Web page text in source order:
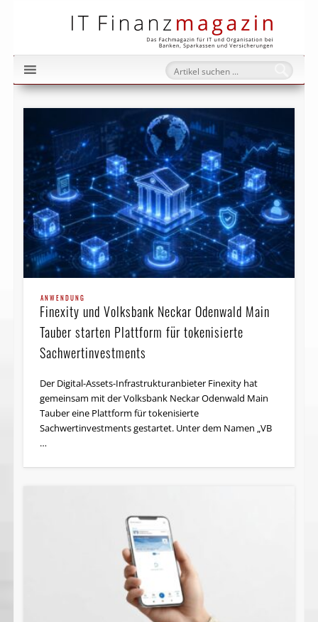
ANWENDUNG
Finexity und Volksbank Neckar Odenwald Main
Tauber starten Plattform für tokenisierte
Sachwertinvestments
Der Digital-Assets-Infrastrukturanbieter Finexity hat
gemeinsam mit der Volksbank Neckar Odenwald Main
Tauber eine Plattform für tokenisierte
Sachwertinvestments gestartet. Unter dem Namen „VB
…